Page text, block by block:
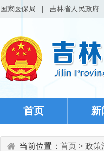
国家医保局 吉林省人民政府
首页 新
当前位置： 首页 > 政策